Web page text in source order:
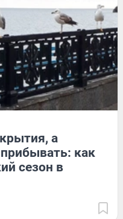
а
как
сезон в